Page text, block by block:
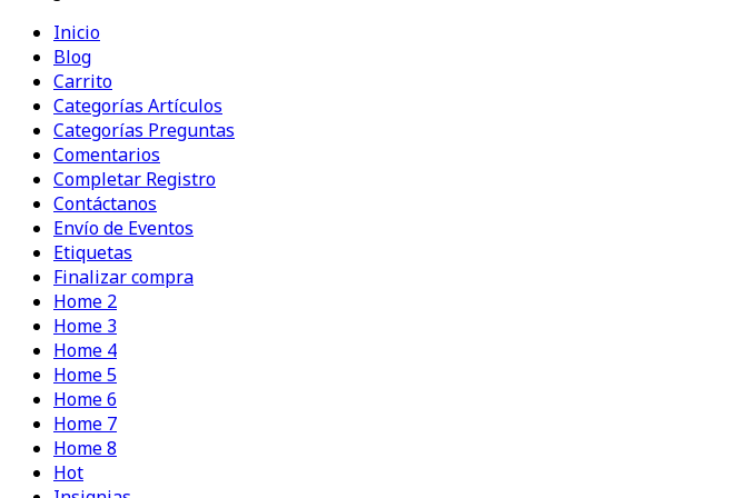
Explorar
Inicio
Blog
Carrito
Categorías Artículos
Categorías Preguntas
Comentarios
Completar Registro
Contáctanos
Envío de Eventos
Etiquetas
Finalizar compra
Home 2
Home 3
Home 4
Home 5
Home 6
Home 7
Home 8
Hot